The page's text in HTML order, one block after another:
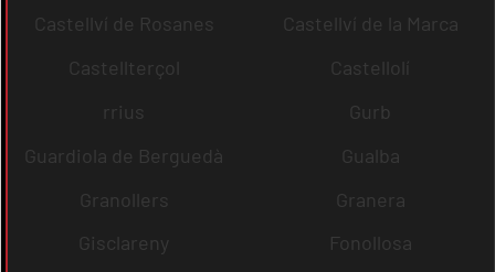
Castellví de Rosanes
Castellví de la Marca
Castellterçol
Castellolí
rrius
Gurb
Guardiola de Berguedà
Gualba
Granollers
Granera
Gisclareny
Fonollosa